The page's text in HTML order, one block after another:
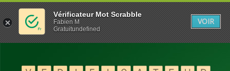
Vérificateur Mot Scrabble
Fabien M
Gratuitundefined
VOIR